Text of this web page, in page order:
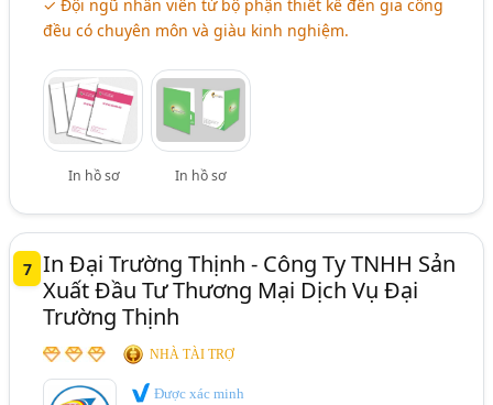
✓ Đội ngũ nhân viên từ bộ phận thiết kế đến gia công
đều có chuyên môn và giàu kinh nghiệm.
In hồ sơ In hồ sơ
7 In Đại Trường Thịnh - Công Ty TNHH Sản
Xuất Đầu Tư Thương Mại Dịch Vụ Đại
Trường Thịnh
NHÀ TÀI TRỢ
Được xác minh